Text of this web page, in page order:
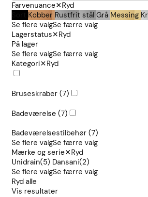
Farvenuance✕Ryd
Kobber Rustfrit stål Grå Messing
Se flere valgSe færre valg
Lagerstatus✕Ryd
På lager
Se flere valgSe færre valg
Kategori✕Ryd
Bruseskraber (7)
Badeværelse (7)
Badeværelsestilbehør (7)
Se flere valgSe færre valg
Mærke og serie✕Ryd
Unidrain(5) Dansani(2)
Se flere valgSe færre valg
Ryd alle
Vis resultater